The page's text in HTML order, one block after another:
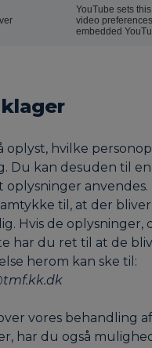
YouTube sets
video
embedded
oplyst, hvilke
Du kan desuden til
oplysninger anvendes.
til, at der
Hvis de oplysninger,
har du ret til at de
herom kan ske til:
vores behandling
har du også